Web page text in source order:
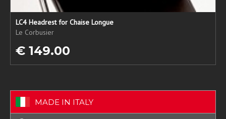
LC4 Headrest for Chaise Longue
Le Corbusier
€ 149.00
MADE IN ITALY